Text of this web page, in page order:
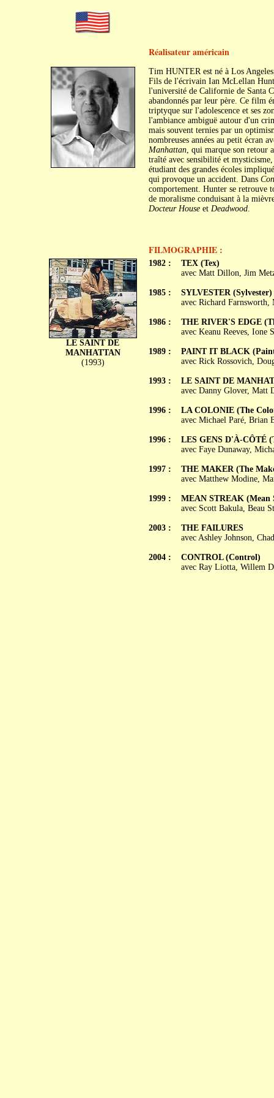
Réalisateur américain
Tim HUNTER est né à Los
Fils de l'écrivain Ian McLellan
l'université de Californie de Santa
abandonnés par leur père. Ce film
triptyque sur l'adolescence et ses
l'ambiance ambiguë autour d'un
mais souvent ternies par un
nombreuses années au petit écran
Manhattan, qui marque son retour
traîté avec sensibilité et
étudiant des grandes écoles
qui provoque un accident. Dans
comportement. Hunter se retrouve
de moralisme conduisant à la
Docteur Houseet Deadwood.
FILMOGRAPHIE :
LE SAINT DE
MANHATTAN
(1993)
1982 :
1985 :
1986 :
1989 :
1993 :
1996 :
1996 :
1997 :
1999 :
2003 :
2004 :
TEX (Tex)
avec Matt Dillon, Jim
SYLVESTER (Sylvester)
avec Richard Farnsworth,
THE RIVER'S EDGE
avec Keanu Reeves,
PAINT IT BLACK
avec Rick Rossovich,
LE SAINT DE
avec Danny Glover, Matt
LA COLONIE (The
avec Michael Paré, Brian
LES GENS D'À-CÔTÉ
avec Faye Dunaway,
THE MAKER (The
avec Matthew Modine,
MEAN STREAK (Mean
avec Scott Bakula, Beau
THE FAILURES
avec Ashley Johnson,
CONTROL (Control)
avec Ray Liotta, Willem